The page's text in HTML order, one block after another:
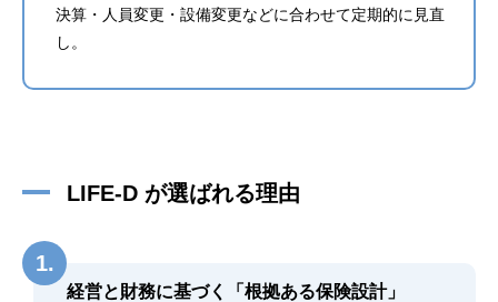
決算・人員変更・設備変更などに合わせて定期的に見直
し。
LIFE-D が選ばれる理由
1.
経営と財務に基づく「根拠ある保険設計」